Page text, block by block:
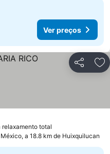
Ver preços
Partilhar
total
a 18.8 km de Huixquilucan